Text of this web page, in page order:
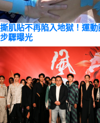
撕肌貼不再陷入地獄！運
步驟曝光